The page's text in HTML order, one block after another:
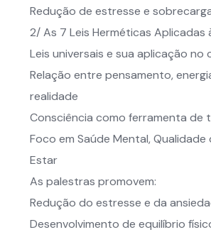
Redução de estresse e
2/ As 7 Leis Herméticas Aplicadas
Leis universais e sua aplicação no
Relação entre pensamento,
realidade
Consciência como ferramenta de
Foco em Saúde Mental, Qualidade
Estar
As palestras promovem:
Redução do estresse e da
Desenvolvimento de equilíbrio